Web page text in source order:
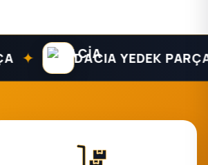
DACIA YEDEK PARÇA ✦